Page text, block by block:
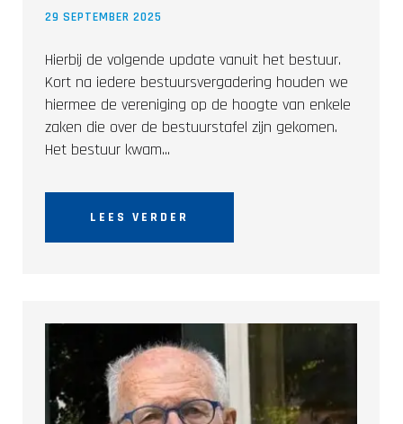
29 SEPTEMBER 2025
Hierbij de volgende update vanuit het bestuur.
Kort na iedere bestuursvergadering houden we
hiermee de vereniging op de hoogte van enkele
zaken die over de bestuurstafel zijn gekomen.
Het bestuur kwam...
LEES VERDER